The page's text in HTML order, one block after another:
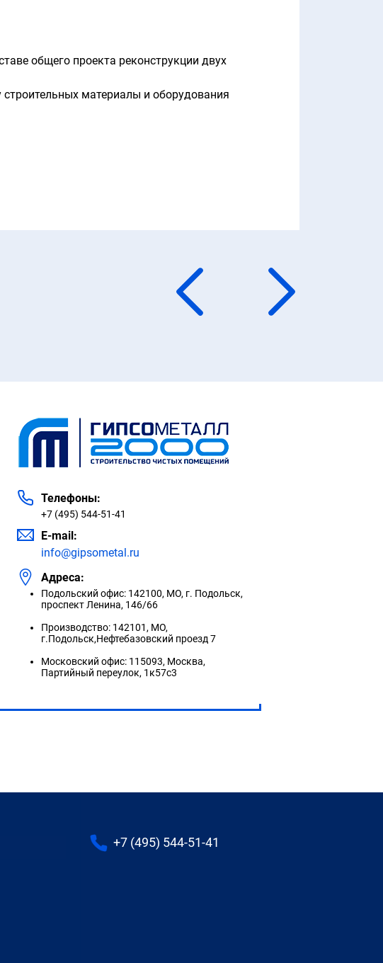
общего проекта реконструкции двух
материалы и оборудования
Телефоны:
+7 (495) 544-51-41
E-mail:
info@gipsometal.ru
Адреса:
Подольский офис: 142100, МО, г. Подольск,
проспект Ленина, 146/66
Производство: 142101, МО,
г.Подольск,Нефтебазовский проезд 7
Московский офис: 115093, Москва,
Партийный переулок, 1к57с3
+7 (495) 544-51-41